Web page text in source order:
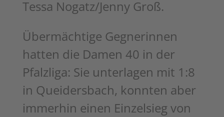
Tessa Nogatz/Jenny Groß.
Übermächtige Gegnerinnen
hatten die Damen 40 in der
Pfalzliga: Sie unterlagen mit 1:8
in Queidersbach, konnten aber
immerhin einen Einzelsieg von